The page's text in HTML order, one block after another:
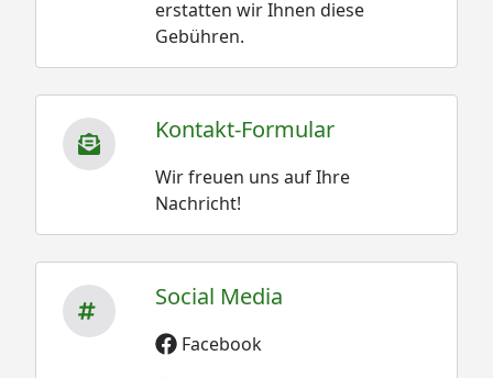
erstatten wir Ihnen diese
Gebühren.
Kontakt-Formular
Wir freuen uns auf Ihre
Nachricht!
Social Media
Facebook